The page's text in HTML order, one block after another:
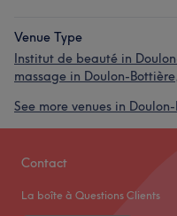
Venue Type
Institut de beauté in
massage in Doulon-
See more venues in
Contact
La boîte à Questions Clients